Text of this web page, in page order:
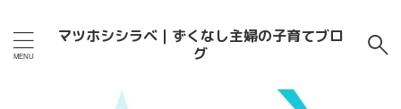
マツホシシラベ｜ずくなし主婦の子育てブロ
グ